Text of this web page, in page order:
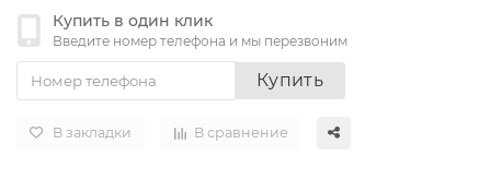
Купить в один клик
Введите номер телефона и мы перезвоним
Купить
В закладки В сравнение